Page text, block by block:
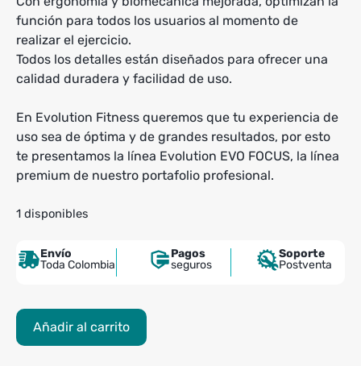
función para todos los usuarios al momento de
realizar el ejercicio.
Todos los detalles están diseñados para ofrecer una
calidad duradera y facilidad de uso.
En Evolution Fitness queremos que tu experiencia de
uso sea de óptima y de grandes resultados, por esto
te presentamos la línea Evolution EVO FOCUS, la línea
premium de nuestro portafolio profesional.
1 disponibles
Envío
Toda Colombia
Pagos
seguros
Soporte
Postventa
Prensa
de
Añadir al carrito